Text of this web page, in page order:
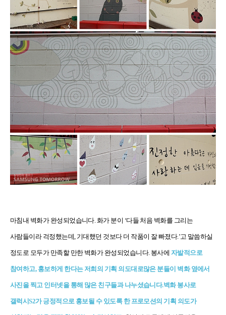
마침내 벽화가 완성되었습니다. 화가 분이 ‘다들 처음 벽화를 그리는
사람들이라 걱정했는데 기대했던 것보다 더 작품이 잘 빠졌다. ’고 말씀하실
정도로 모두가 만족할 만한 벽화가 완성되었습니다. 봉사에 자발적으로
참여하고, 홍보하게 한다는 저희의 기획 의도대로많은 분들이 벽화 옆에서
사진을 찍고 인터넷을 통해 많은 친구들과 나누셨습니다.벽화 봉사로
갤럭시S2가 긍정적으로 홍보될 수 있도록 한 프로모션의 기획 의도가